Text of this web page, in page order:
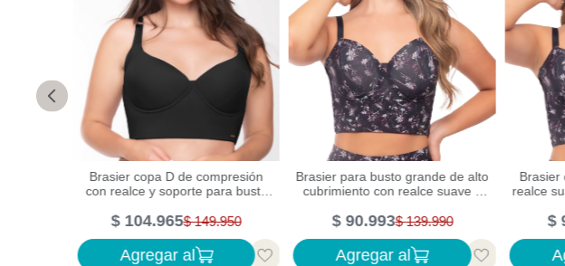
Brasier copa D de compresión
con realce y soporte para busto
$ 149.950
$ 104.965
Agregar al
Brasier para busto grande de alto
cubrimiento con realce suave y
$ 139.990
$ 90.993
Agregar al
Brasier
realce
$